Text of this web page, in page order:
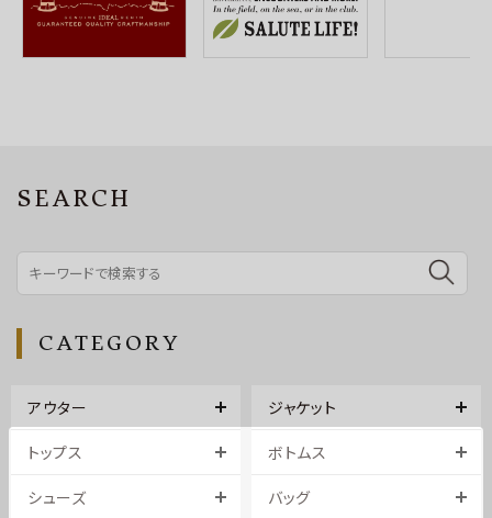
SEARCH
CATEGORY
アウター ジャケット
トップス ボトムス
シューズ バッグ